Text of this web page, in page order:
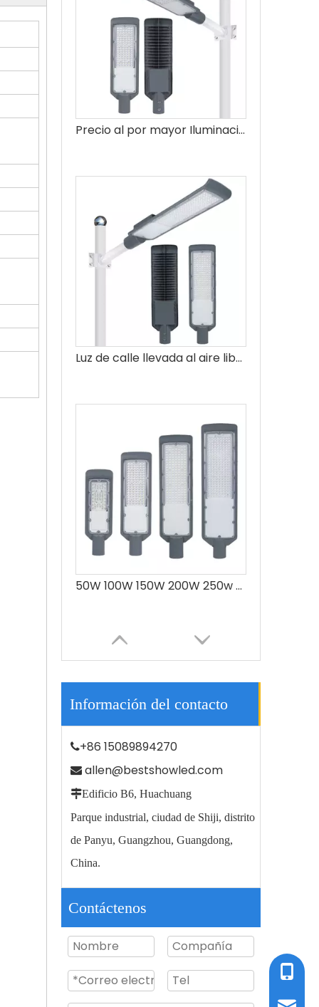
Precio al por mayor Iluminación exterior impermeable Smd 150w Farola LED
Luz de calle llevada al aire libre elegante elegante 50w del diseño moderno de las luces de calle comerciales
50W 100W 150W 200W 250w Fabricación Aluminio Led Precio de la lámpara de calle
Jardín de carretera al aire libre que enciende la luz de calle llevada 100w impermeable IP66
Información del contacto
+86 15089894270
 allen@bestshowled.com
Edificio B6, Huachuang
Parque industrial, ciudad de Shiji, distrito
de Panyu, Guangzhou, Guangdong,
China.
Contáctenos
TEL /